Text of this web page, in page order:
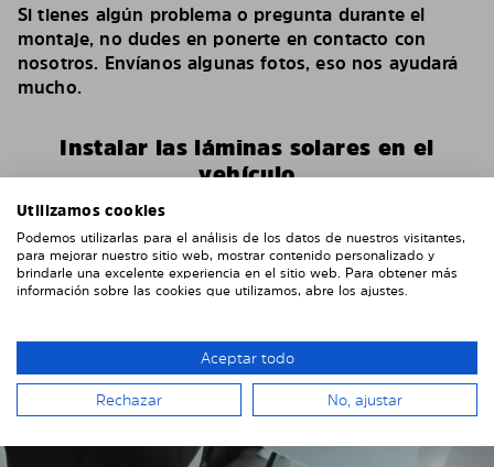
Si tienes algún problema o pregunta durante el
montaje, no dudes en ponerte en contacto con
nosotros. Envíanos algunas fotos, eso nos ayudará
mucho.
Instalar las láminas solares en el
vehículo
Utilizamos cookies
Podemos utilizarlas para el análisis de los datos de nuestros visitantes,
para mejorar nuestro sitio web, mostrar contenido personalizado y
brindarle una excelente experiencia en el sitio web. Para obtener más
información sobre las cookies que utilizamos, abre los ajustes.
Aceptar todo
Rechazar No, ajustar